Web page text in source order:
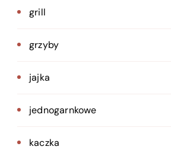
grill
grzyby
jajka
jednogarnkowe
kaczka